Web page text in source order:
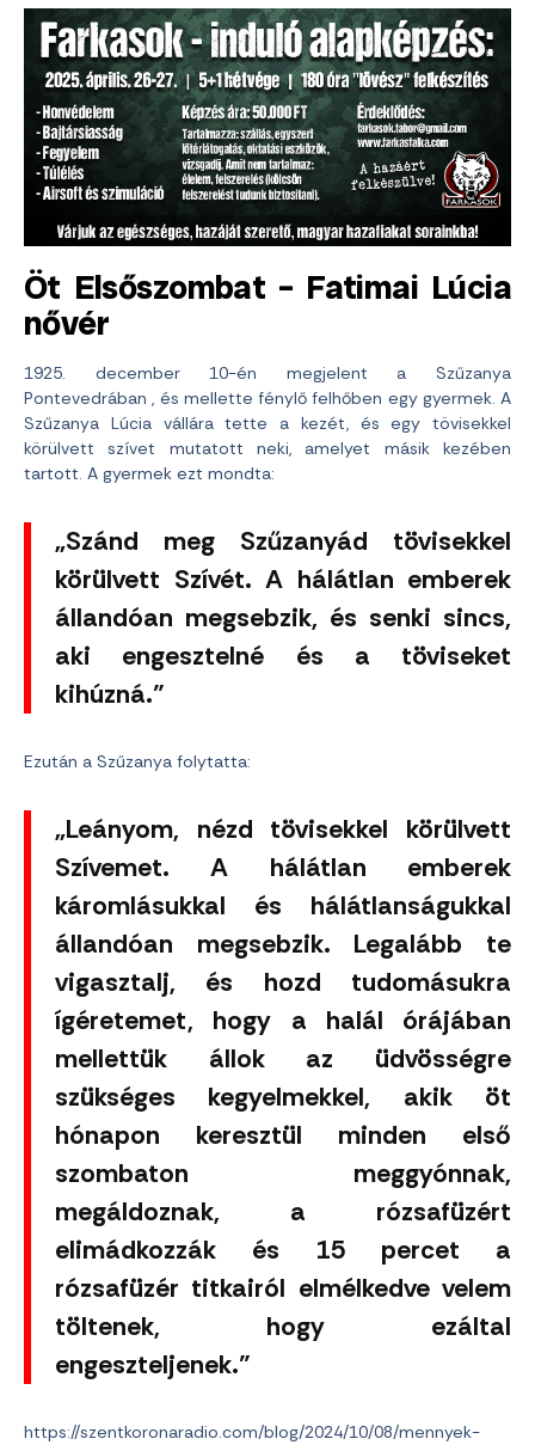
Öt Elsőszombat – Fatimai Lúcia
nővér
1925. december 10-én megjelent a Szűzanya
Pontevedrában , és mellette fénylő felhőben egy gyermek. A
Szűzanya Lúcia vállára tette a kezét, és egy tövisekkel
körülvett szívet mutatott neki, amelyet másik kezében
tartott. A gyermek ezt mondta:
„Szánd meg Szűzanyád tövisekkel
körülvett Szívét. A hálátlan emberek
állandóan megsebzik, és senki sincs,
aki engesztelné és a töviseket
kihúzná.”
Ezután a Szűzanya folytatta:
„Leányom, nézd tövisekkel körülvett
Szívemet. A hálátlan emberek
káromlásukkal és hálátlanságukkal
állandóan megsebzik. Legalább te
vigasztalj, és hozd tudomásukra
ígéretemet, hogy a halál órájában
mellettük állok az üdvösségre
szükséges kegyelmekkel, akik öt
hónapon keresztül minden első
szombaton meggyónnak,
megáldoznak, a rózsafüzért
elimádkozzák és 15 percet a
rózsafüzér titkairól elmélkedve velem
töltenek, hogy ezáltal
engeszteljenek.”
https://szentkoronaradio.com/blog/2024/10/08/mennyek-